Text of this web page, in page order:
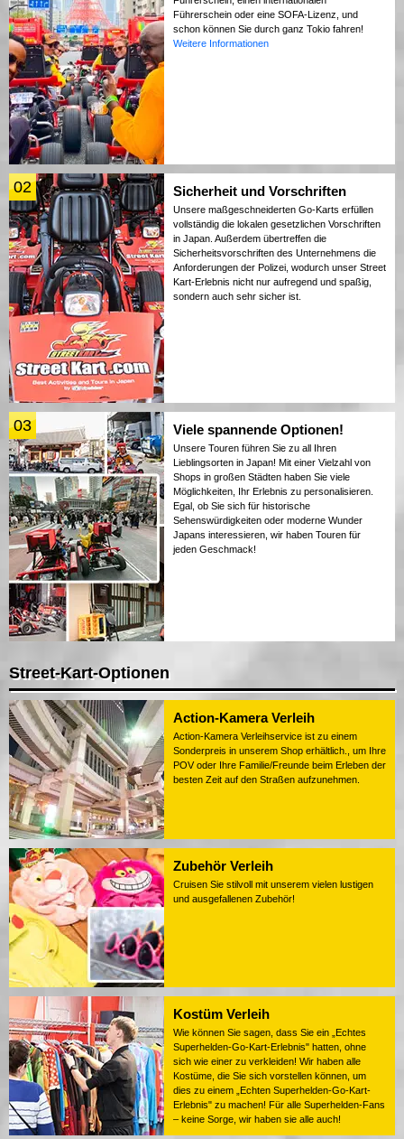
Führerschein oder eine SOFA-Lizenz, und
schon können Sie durch ganz Tokio fahren!
Weitere Informationen
02 Sicherheit und Vorschriften
Unsere maßgeschneiderten Go-Karts erfüllen
vollständig die lokalen gesetzlichen Vorschriften
in Japan. Außerdem übertreffen die
Sicherheitsvorschriften des Unternehmens die
Anforderungen der Polizei, wodurch unser Street
Kart-Erlebnis nicht nur aufregend und spaßig,
sondern auch sehr sicher ist.
03 Viele spannende Optionen!
Unsere Touren führen Sie zu all Ihren
Lieblingsorten in Japan! Mit einer Vielzahl von
Shops in großen Städten haben Sie viele
Möglichkeiten, Ihr Erlebnis zu personalisieren.
Egal, ob Sie sich für historische
Sehenswürdigkeiten oder moderne Wunder
Japans interessieren, wir haben Touren für
jeden Geschmack!
Street-Kart-Optionen
Action-Kamera Verleih
Action-Kamera Verleihservice ist zu einem
Sonderpreis in unserem Shop erhältlich., um Ihre
POV oder Ihre Familie/Freunde beim Erleben der
besten Zeit auf den Straßen aufzunehmen.
Zubehör Verleih
Cruisen Sie stilvoll mit unserem vielen lustigen
und ausgefallenen Zubehör!
Kostüm Verleih
Wie können Sie sagen, dass Sie ein „Echtes
Superhelden-Go-Kart-Erlebnis" hatten, ohne
sich wie einer zu verkleiden! Wir haben alle
Kostüme, die Sie sich vorstellen können, um
dies zu einem „Echten Superhelden-Go-Kart-
Erlebnis" zu machen! Für alle Superhelden-Fans
– keine Sorge, wir haben sie alle auch!